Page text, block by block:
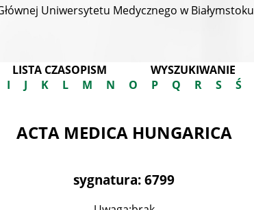
Uniwersytetu Medycznego w Białymstoku
LISTA CZASOPISM
WYSZUKIWANIE
I J K L M N O P Q R S Ś
ACTA MEDICA HUNGARICA
sygnatura: 6799